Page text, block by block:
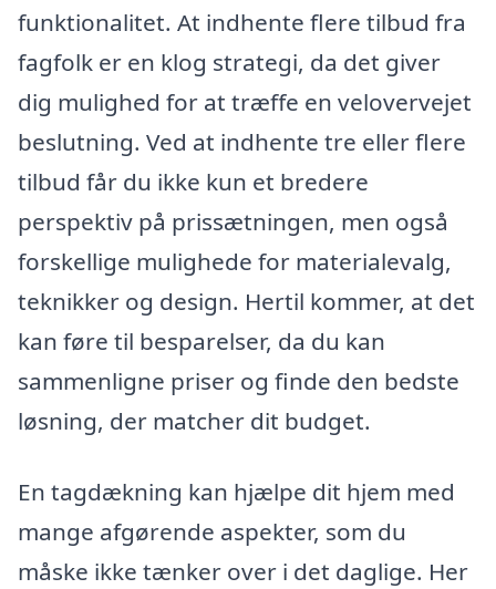
funktionalitet. At indhente flere tilbud fra
fagfolk er en klog strategi, da det giver
dig mulighed for at træffe en velovervejet
beslutning. Ved at indhente tre eller flere
tilbud får du ikke kun et bredere
perspektiv på prissætningen, men også
forskellige mulighede for materialevalg,
teknikker og design. Hertil kommer, at det
kan føre til besparelser, da du kan
sammenligne priser og finde den bedste
løsning, der matcher dit budget.
En tagdækning kan hjælpe dit hjem med
mange afgørende aspekter, som du
måske ikke tænker over i det daglige. Her